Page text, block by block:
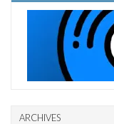
ARCHIVES